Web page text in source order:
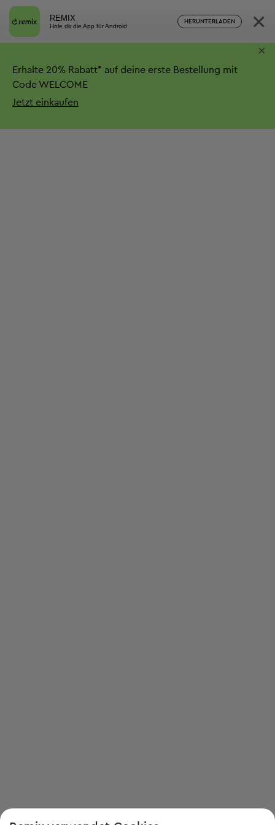
REMIX
Hole dir die App für Android
HERUNTERLADEN ×
Erhalte 20% Rabatt* auf deine erste Bestellung mit
Code WELCOME
Jetzt einkaufen
×